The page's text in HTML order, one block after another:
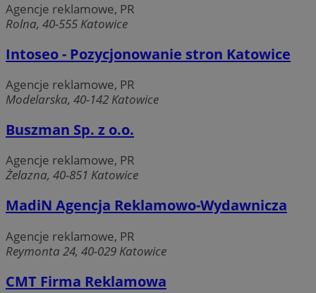
Agencje reklamowe, PR
Rolna, 40-555 Katowice
Intoseo - Pozycjonowanie stron Katowice
Agencje reklamowe, PR
Modelarska, 40-142 Katowice
Buszman Sp. z o.o.
Agencje reklamowe, PR
Żelazna, 40-851 Katowice
MadiN Agencja Reklamowo-Wydawnicza
Agencje reklamowe, PR
Reymonta 24, 40-029 Katowice
CMT Firma Reklamowa